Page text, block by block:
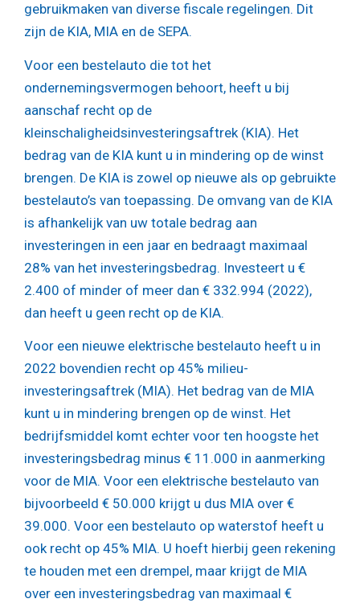
gebruikmaken van diverse fiscale regelingen. Dit
zijn de KIA, MIA en de SEPA.
Voor een bestelauto die tot het
ondernemingsvermogen behoort, heeft u bij
aanschaf recht op de
kleinschaligheidsinvesteringsaftrek (KIA). Het
bedrag van de KIA kunt u in mindering op de winst
brengen. De KIA is zowel op nieuwe als op gebruikte
bestelauto’s van toepassing. De omvang van de KIA
is afhankelijk van uw totale bedrag aan
investeringen in een jaar en bedraagt maximaal
28% van het investeringsbedrag. Investeert u €
2.400 of minder of meer dan € 332.994 (2022),
dan heeft u geen recht op de KIA.
Voor een nieuwe elektrische bestelauto heeft u in
2022 bovendien recht op 45% milieu-
investeringsaftrek (MIA). Het bedrag van de MIA
kunt u in mindering brengen op de winst. Het
bedrijfsmiddel komt echter voor ten hoogste het
investeringsbedrag minus € 11.000 in aanmerking
voor de MIA. Voor een elektrische bestelauto van
bijvoorbeeld € 50.000 krijgt u dus MIA over €
39.000. Voor een bestelauto op waterstof heeft u
ook recht op 45% MIA. U hoeft hierbij geen rekening
te houden met een drempel, maar krijgt de MIA
over een investeringsbedrag van maximaal €